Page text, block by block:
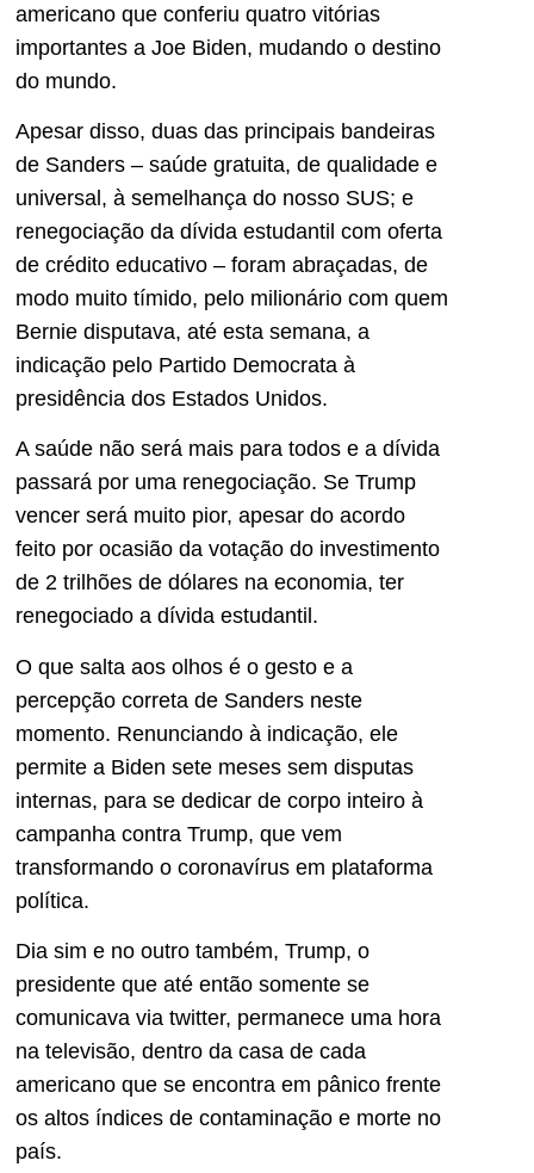
americano que conferiu quatro vitórias
importantes a Joe Biden, mudando o destino
do mundo.
Apesar disso, duas das principais bandeiras
de Sanders – saúde gratuita, de qualidade e
universal, à semelhança do nosso SUS; e
renegociação da dívida estudantil com oferta
de crédito educativo – foram abraçadas, de
modo muito tímido, pelo milionário com quem
Bernie disputava, até esta semana, a
indicação pelo Partido Democrata à
presidência dos Estados Unidos.
A saúde não será mais para todos e a dívida
passará por uma renegociação. Se Trump
vencer será muito pior, apesar do acordo
feito por ocasião da votação do investimento
de 2 trilhões de dólares na economia, ter
renegociado a dívida estudantil.
O que salta aos olhos é o gesto e a
percepção correta de Sanders neste
momento. Renunciando à indicação, ele
permite a Biden sete meses sem disputas
internas, para se dedicar de corpo inteiro à
campanha contra Trump, que vem
transformando o coronavírus em plataforma
política.
Dia sim e no outro também, Trump, o
presidente que até então somente se
comunicava via twitter, permanece uma hora
na televisão, dentro da casa de cada
americano que se encontra em pânico frente
os altos índices de contaminação e morte no
país.